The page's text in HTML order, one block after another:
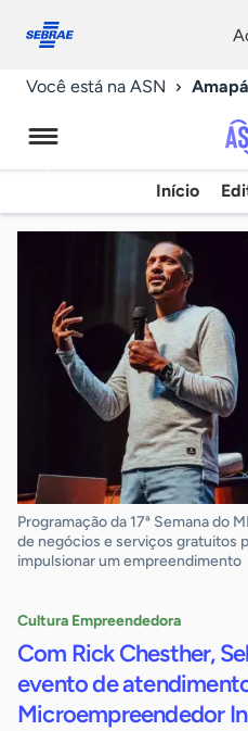
conosco
Você está na ASN Amapá
Início
Programação da 17ª Semana do
de negócios e serviços gratuitos
impulsionar um empreendimento
Cultura Empreendedora
Com Rick Chesther,
evento de
Microempreendedor